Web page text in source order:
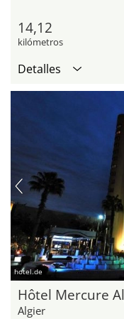
14,12
kilómetros
Detalles
hotel.de
Hôtel Mercure
Algier